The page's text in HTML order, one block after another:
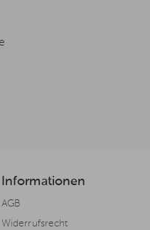
Informationen
AGB
Widerrufsrecht